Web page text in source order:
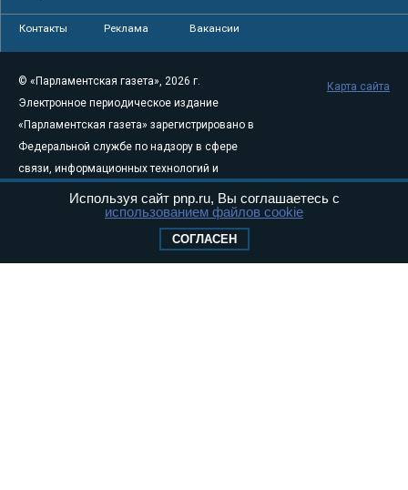
Контакты Реклама Вакансии
© «Парламентская газета», 2026 г.
Электронное периодическое издание
«Парламентская газета» зарегистрировано в
Федеральной службе по надзору в сфере
связи, информационных технологий и
августа 2011 года. 18+
Свидетельство о регистрации Эл № ФС77-
Карта сайта
Используя сайт pnp.ru, Вы соглашаетесь с
использованием файлов cookie
СОГЛАСЕН